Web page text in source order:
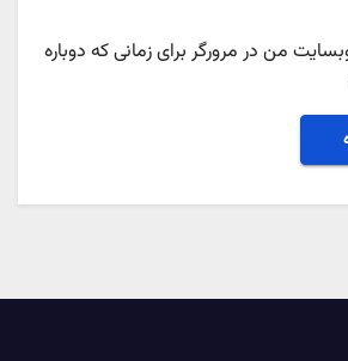
من در مرورگر برای زمانی که دوباره